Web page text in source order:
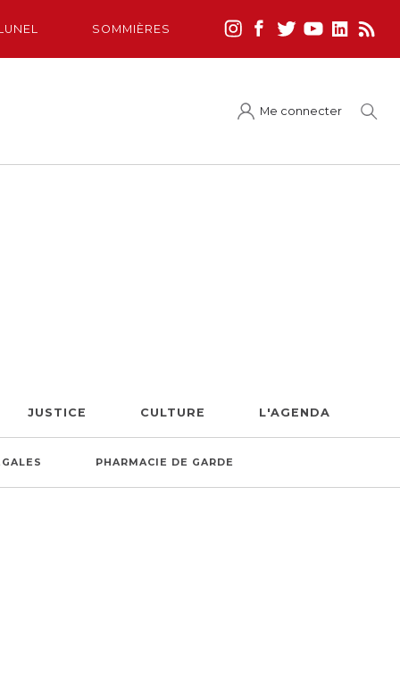
SOMMIÈRES
Me connecter
JUSTICE CULTURE L'AGENDA
PHARMACIE DE GARDE